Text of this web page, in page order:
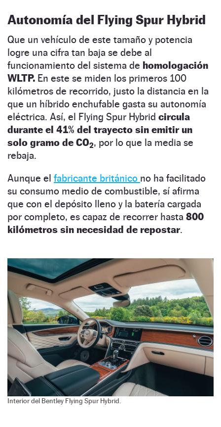
Autonomía del Flying Spur Hybrid
Que un vehículo de este tamaño y potencia
logre una cifra tan baja se debe al
funcionamiento del sistema de homologación
WLTP. En este se miden los primeros 100
kilómetros de recorrido, justo la distancia en la
que un híbrido enchufable gasta su autonomía
eléctrica. Así, el Flying Spur Hybrid circula
durante el 41% del trayecto sin emitir un
solo gramo de CO2, por lo que la media se
rebaja.
Aunque el fabricante británico no ha facilitado
su consumo medio de combustible, sí afirma
que con el depósito lleno y la batería cargada
por completo, es capaz de recorrer hasta 800
kilómetros sin necesidad de repostar.
Interior del Bentley Flying Spur Hybrid.